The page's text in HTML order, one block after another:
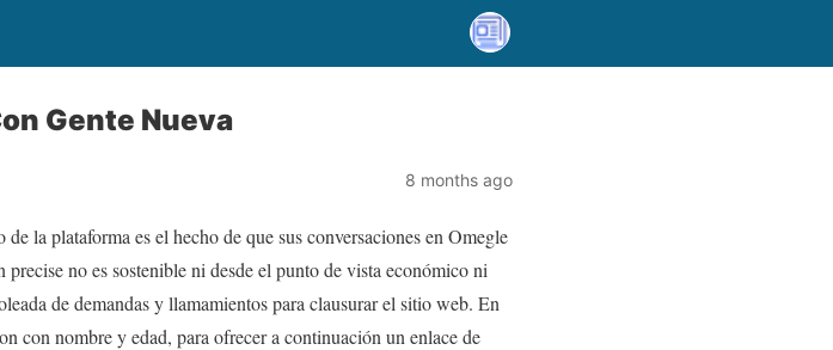
Gente Nueva
8 months ago
la plataforma es el hecho de que sus conversaciones en Omegle
no es sostenible ni desde el punto de vista económico ni
de demandas y llamamientos para clausurar el sitio web. En
con nombre y edad, para ofrecer a continuación un enlace de